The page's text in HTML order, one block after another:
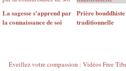
La sagesse s'apprend par
la connaissance de soi
Prière bouddhiste
traditionnelle